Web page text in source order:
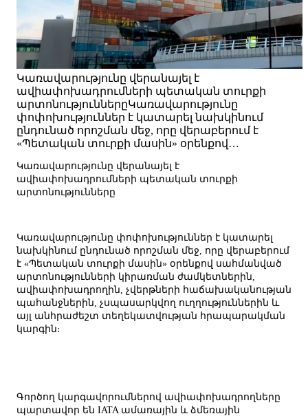
Կառավարությունը վերանայել է
ավիափոխադրումների պետական տուրքի
արտոնություններըԿառավարությունը
փոփոխություններ է կատարել նախկինում
ընդունած որոշման մեջ, որը վերաբերում է
«Պետական տուրքի մասին» օրենքով…
Կառավարությունը վերանայել է
ավիափոխադրումների պետական տուրքի
արտոնությունները
Կառավարությունը փոփոխություններ է կատարել
նախկինում ընդունած որոշման մեջ, որը վերաբերում
է «Պետական տուրքի մասին» օրենքով սահմանված
արտոնությունների կիրառման ժամկետներին,
ավիափոխադրողին, չվերթների հաճախականության
պահանջներին, չսպասարկվող ուղղություններին և
այլ անհրաժեշտ տեղեկատվության հրապարակման
կարգին։
Գործող կարգավորումներով ավիափոխադրողները
պարտավոր են IATA ամառային և ձմեռային